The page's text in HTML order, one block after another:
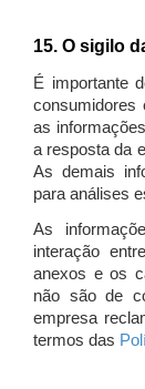
15. O sigilo
É importante
consumidores
as
a resposta da
As demais
para análises
As
interação
anexos e os
não são de
empresa
termos das